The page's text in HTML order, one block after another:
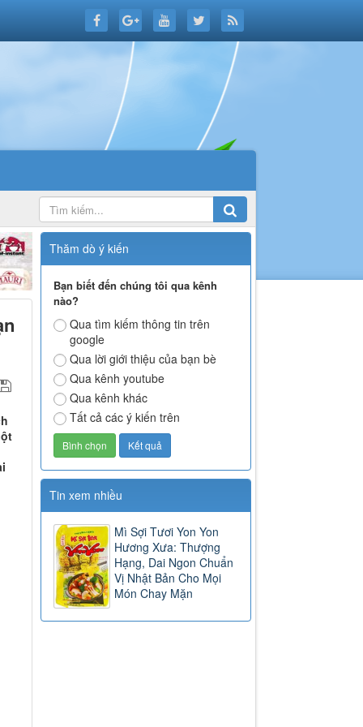
Thăm dò ý kiến
Bạn biết đến chúng tôi qua kênh
nào?
Qua tìm kiếm thông tin trên
google
Qua lời giới thiệu của bạn bè
Qua kênh youtube
Qua kênh khác
Tất cả các ý kiến trên
Tin xem nhiều
Mì Sợi Tươi Yon Yon
Hương Xưa: Thượng
Hạng, Dai Ngon Chuẩn
Vị Nhật Bản Cho Mọi
Món Chay Mặn